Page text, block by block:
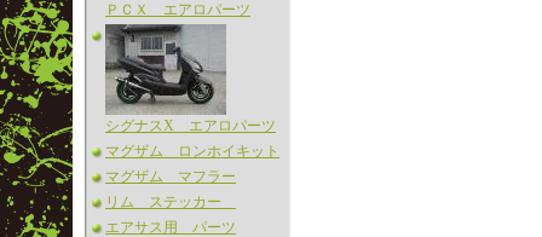
ＰＣＸ エアロパーツ
シグナスX エアロパーツ
マグザム ロンホイキット
マグザム マフラー
リム ステッカー
エアサス用 パーツ